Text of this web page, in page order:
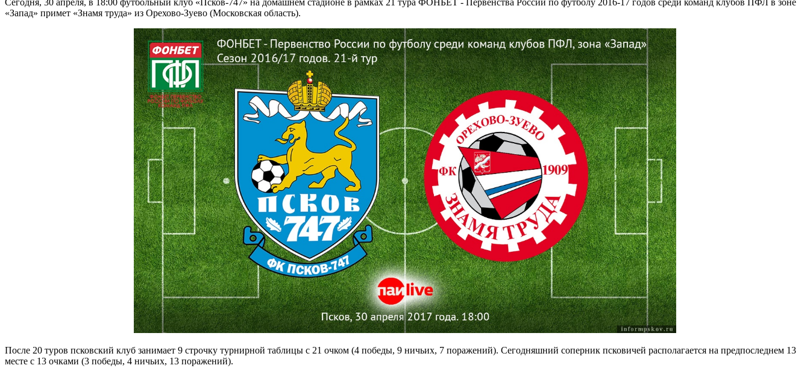
«Запад» примет «Знамя труда» из Орехово-Зуево (Московская область).
После 20 туров псковский клуб занимает 9 строчку турнирной таблицы с 21 очком (4 победы, 9 ничьих, 7 поражений). Сегодняшний соперник псковичей располагается на предпоследнем 13
месте с 13 очками (3 победы, 4 ничьих, 13 поражений).